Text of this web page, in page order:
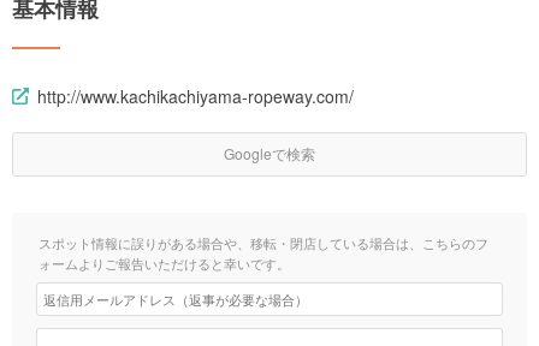
基本情報
http://www.kachikachiyama-ropeway.com/
Googleで検索
スポット情報に誤りがある場合や、移転・閉店している場合は、こちらのフ
ォームよりご報告いただけると幸いです。